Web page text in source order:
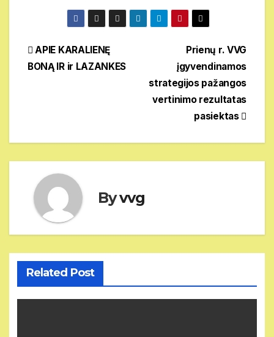
Navigacija
tarp
Prienų r. VVG
įgyvendinamos
strategijos pažangos
vertinimo rezultatas
pasiektas
APIE KARALIENĘ
BONĄ IR ir LAZANKES
Byvvg
Related Post